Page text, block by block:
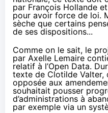
par François Hollande
pour avoir force de loi.
sèche que certains
de ses dispositions...
Comme on le sait, le
par Axelle Lemaire
relatif à l’Open Data.
texte de Clotilde Valter,
opposée aux
souhaitait pousser
d’administrations à
par exemple via un